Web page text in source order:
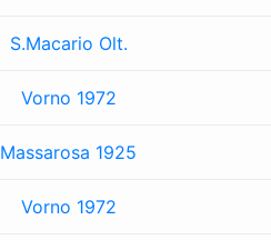
S.Macario Olt.
Vorno 1972
Massarosa 1925
Vorno 1972